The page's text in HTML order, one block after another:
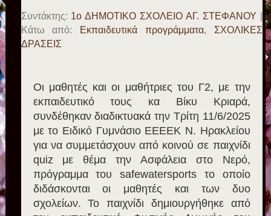
Συντάκτης: 1ο ΔΗΜΟΤΙΚΟ ΣΧΟΛΕΙΟ ΑΓ. ΣΤΕΦΑΝΟΥ
Κάτω από:
Εκπαιδευτικά προγράμματα, ΣΧΟΛΙΚΕΣ
ΔΡΑΣΕΙΣ
Οι μαθητές και οι μαθήτριες του Γ2, με την
εκπαιδευτικό τους κα Βίκυ Κριαρά,
συνδέθηκαν διαδικτυακά την Τρίτη 11/6/2025
με το Ειδικό Γυμνάσιο ΕΕΕΕΚ Ν. Ηρακλείου
για να συμμετάσχουν από κοινού σε παιχνίδι
quiz με θέμα την Ασφάλεια στο Νερό,
πρόγραμμα του safewatersports το οποίο
διδάσκονται οι μαθητές και των δυο
σχολείων. Το παιχνίδι δημιουργήθηκε από